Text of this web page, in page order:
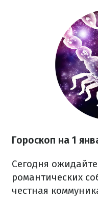
Гороскоп на 1
Сегодня
романтических
честная